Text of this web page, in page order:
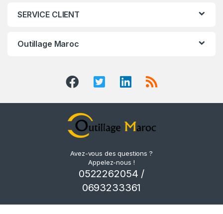
SERVICE CLIENT
Outillage Maroc
Avez-vous des questions ?
Appelez-nous !
0522262054 /
0693233361